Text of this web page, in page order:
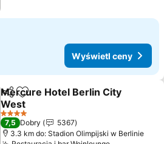
Wyświetl ceny
Udostępnij
Dodaj do ulubionych
Mercure Hotel Berlin City
West
4 Kategoria
7,5 Dobry
5367
3.3 km do: Stadion Olimpijski w Berlinie